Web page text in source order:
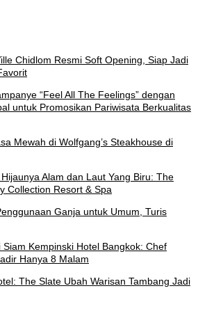
Chidlom Resmi Soft Opening, Siap Jadi
“Feel All The Feelings” dengan
untuk Promosikan Pariwisata Berkualitas
Mewah di Wolfgang’s Steakhouse di
Alam dan Laut Yang Biru: The
Collection Resort & Spa
Ganja untuk Umum, Turis
Siam Kempinski Hotel Bangkok: Chef
Hanya 8 Malam
The Slate Ubah Warisan Tambang Jadi